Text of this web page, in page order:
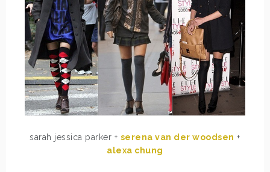
sarah jessica parker + serena van der woodsen +
alexa chung